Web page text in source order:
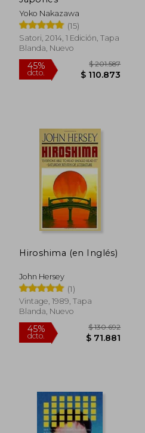
55%
dcto. $ 62.755
Yoko Nakazawa
(15)
Satori, 2014, 1 Edición, Tapa
Blanda, Nuevo
Hiroshima (en Inglés)
John Hersey
(1)
Vintage, 1989, Tapa
Blanda, Nuevo